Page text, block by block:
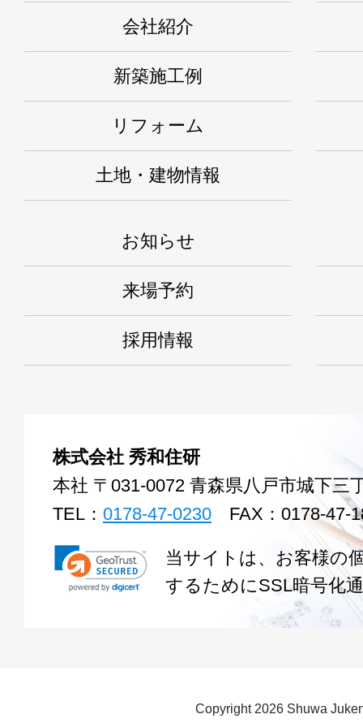
会社紹介
新築施工例
リフォーム
土地・建物情報
お知らせ
来場予約
採用情報
株式会社 秀和住研
本社 〒031-0072 青森県八戸市城下三
TEL： 0178-47-0230 FAX：0178-47-
当サイトは、お客様の
するためにSSL暗号化
Copyright 2026 Shuwa